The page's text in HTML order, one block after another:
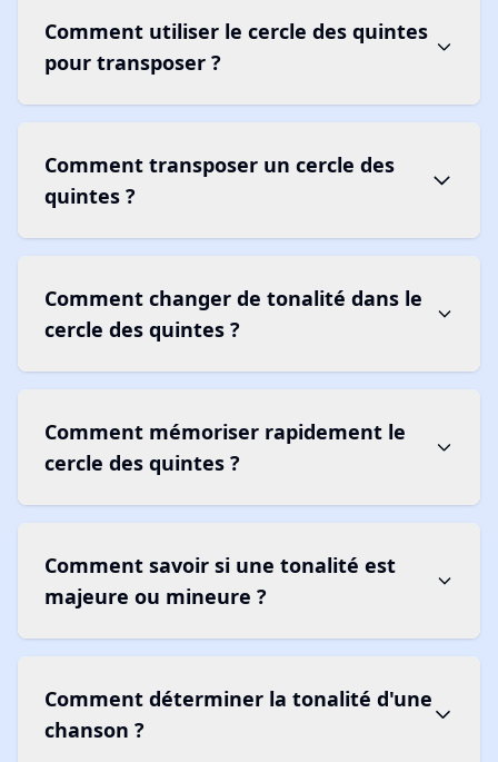
Comment utiliser le cercle des quintes
pour transposer ?
Comment transposer un cercle des
quintes ?
Comment changer de tonalité dans le
cercle des quintes ?
Comment mémoriser rapidement le
cercle des quintes ?
Comment savoir si une tonalité est
majeure ou mineure ?
Comment déterminer la tonalité d'une
chanson ?